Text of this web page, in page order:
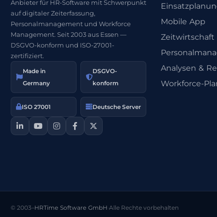
Anbieter für HR-Software mit Schwerpunkt
auf digitaler Zeiterfassung,
Personalmanagement und Workforce
Management. Seit 2003 aus Essen —
DSGVO-konform und ISO-27001-
zertifiziert.
Made in
Germany
DSGVO-
konform
ISO 27001 Deutsche Server
Mobile App
Zeitwirtschaft
Analysen &
Workforce-
© 2003–HRTime Software GmbH·Alle Rechte vorbehalten